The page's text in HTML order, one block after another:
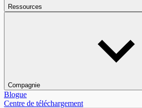
Ressources
Compagnie
Blogue
Centre de téléchargement